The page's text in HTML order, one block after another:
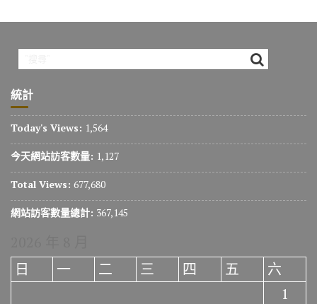
統計
Today's Views: 1,564
今天網站訪客數量: 1,127
Total Views: 677,680
網站訪客數量總計: 367,145
日
一 二 三 四 五
六
1